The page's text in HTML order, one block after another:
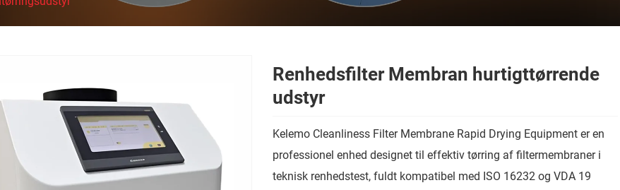
Renhedsfilter Membran hurtigttørrende
udstyr
Kelemo Cleanliness Filter Membrane Rapid Drying Equipment er en
professionel enhed designet til effektiv tørring af filtermembraner i
teknisk renhedstest, fuldt kompatibel med ISO 16232 og VDA 19